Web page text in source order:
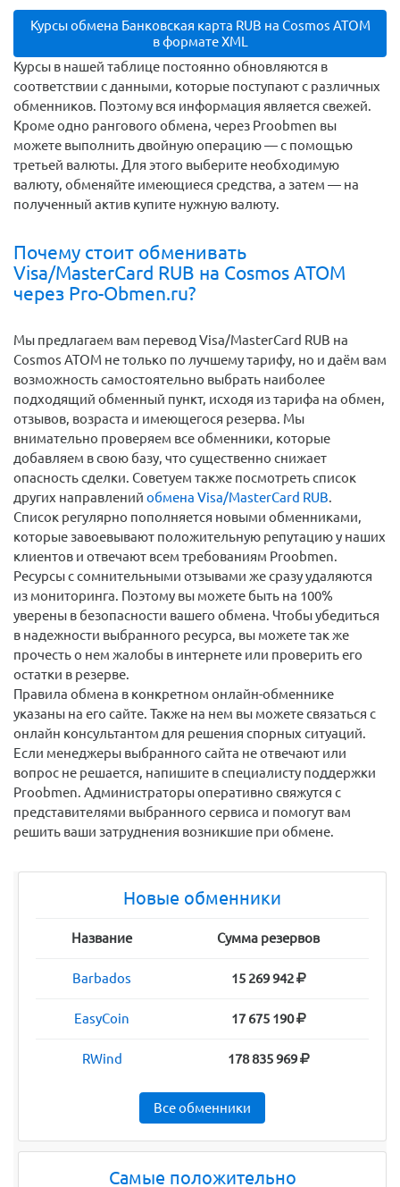
Курсы обмена Банковская карта RUB на Cosmos ATOM
в формате XML
Курсы в нашей таблице постоянно обновляются в
соответствии с данными, которые поступают с различных
обменников. Поэтому вся информация является свежей.
Кроме одно рангового обмена, через Proobmen вы
можете выполнить двойную операцию — с помощью
третьей валюты. Для этого выберите необходимую
валюту, обменяйте имеющиеся средства, а затем — на
полученный актив купите нужную валюту.
Почему стоит обменивать
Visa/MasterCard RUB на Cosmos ATOM
через Pro-Obmen.ru?
Мы предлагаем вам перевод Visa/MasterCard RUB на
Cosmos ATOM не только по лучшему тарифу, но и даём вам
возможность самостоятельно выбрать наиболее
подходящий обменный пункт, исходя из тарифа на обмен,
отзывов, возраста и имеющегося резерва. Мы
внимательно проверяем все обменники, которые
добавляем в свою базу, что существенно снижает
опасность сделки. Советуем также посмотреть список
других направлений обмена Visa/MasterCard RUB.
Список регулярно пополняется новыми обменниками,
которые завоевывают положительную репутацию у наших
клиентов и отвечают всем требованиям Proobmen.
Ресурсы с сомнительными отзывами же сразу удаляются
из мониторинга. Поэтому вы можете быть на 100%
уверены в безопасности вашего обмена. Чтобы убедиться
в надежности выбранного ресурса, вы можете так же
прочесть о нем жалобы в интернете или проверить его
остатки в резерве.
Правила обмена в конкретном онлайн-обменнике
указаны на его сайте. Также на нем вы можете связаться с
онлайн консультантом для решения спорных ситуаций.
Если менеджеры выбранного сайта не отвечают или
вопрос не решается, напишите в специалисту поддержки
Proobmen. Администраторы оперативно свяжутся с
представителями выбранного сервиса и помогут вам
решить ваши затруднения возникшие при обмене.
Новые обменники
Название Сумма резервов
Barbados 15 269 942
EasyCoin 17 675 190
RWind 178 835 969
Все обменники
Самые положительно